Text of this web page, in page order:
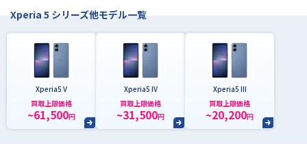
Xperia 5 シリーズ他モデル一覧
Xperia5 V
買取上限価格
~61,500円
Xperia5 IV
買取上限価格
~31,500円
Xperia5 III
買取上限価格
~20,200円